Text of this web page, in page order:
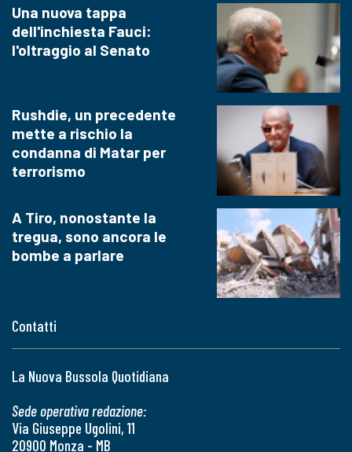
Contatti
La Nuova Bussola Quotidiana
Sede operativa redazione:
Via Giuseppe Ugolini, 11
20900 Monza - MB
Una nuova tappa
dell'inchiesta Fauci:
l'oltraggio al Senato
Rushdie, un precedente
mette a rischio la
condanna di Matar per
terrorismo
A Tiro, nonostante la
tregua, sono ancora le
bombe a parlare